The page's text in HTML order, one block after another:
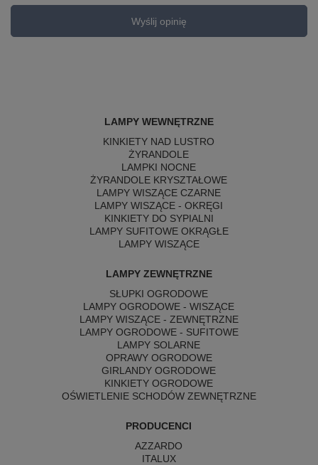
Wyślij opinię
LAMPY WEWNĘTRZNE
KINKIETY NAD LUSTRO
ŻYRANDOLE
LAMPKI NOCNE
ŻYRANDOLE KRYSZTAŁOWE
LAMPY WISZĄCE CZARNE
LAMPY WISZĄCE - OKRĘGI
KINKIETY DO SYPIALNI
LAMPY SUFITOWE OKRĄGŁE
LAMPY WISZĄCE
LAMPY ZEWNĘTRZNE
SŁUPKI OGRODOWE
LAMPY OGRODOWE - WISZĄCE
LAMPY WISZĄCE - ZEWNĘTRZNE
LAMPY OGRODOWE - SUFITOWE
LAMPY SOLARNE
OPRAWY OGRODOWE
GIRLANDY OGRODOWE
KINKIETY OGRODOWE
OŚWIETLENIE SCHODÓW ZEWNĘTRZNE
PRODUCENCI
AZZARDO
ITALUX